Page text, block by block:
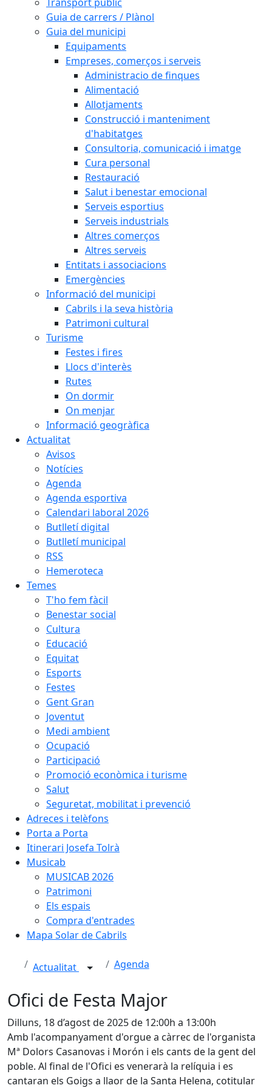
Guia de carrers / Plànol
Guia del municipi
Equipaments
Empreses, comerços i serveis
Administracio de finques
Alimentació
Allotjaments
Construcció i manteniment
d'habitatges
Consultoria, comunicació i imatge
Cura personal
Restauració
Salut i benestar emocional
Serveis esportius
Serveis industrials
Altres comerços
Altres serveis
Entitats i associacions
Emergències
Informació del municipi
Cabrils i la seva història
Patrimoni cultural
Turisme
Festes i fires
Llocs d'interès
Rutes
On dormir
On menjar
Informació geogràfica
Actualitat
Avisos
Notícies
Agenda
Agenda esportiva
Calendari laboral 2026
Butlletí digital
Butlletí municipal
RSS
Hemeroteca
Temes
T'ho fem fàcil
Benestar social
Cultura
Educació
Equitat
Esports
Festes
Gent Gran
Joventut
Medi ambient
Ocupació
Participació
Promoció econòmica i turisme
Salut
Seguretat, mobilitat i prevenció
Adreces i telèfons
Porta a Porta
Itinerari Josefa Tolrà
Musicab
MUSICAB 2026
Patrimoni
Els espais
Compra d'entrades
Mapa Solar de Cabrils
Actualitat Agenda
Ofici de Festa Major
Dilluns, 18 d’agost de 2025 de 12:00h a 13:00h
Amb l'acompanyament d'orgue a càrrec de l'organista
Mª Dolors Casanovas i Morón i els cants de la gent del
poble. Al final de l'Ofici es venerarà la relíquia i es
cantaran els Goigs a llaor de la Santa Helena, cotitular